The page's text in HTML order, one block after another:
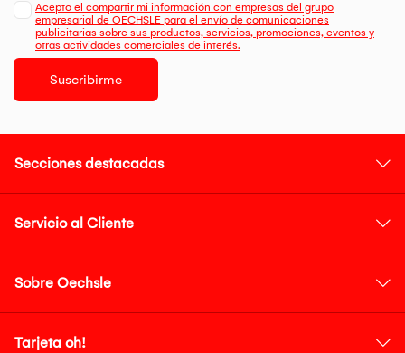
Acepto el compartir mi información con empresas del grupo
empresarial de OECHSLE para el envío de comunicaciones
publicitarias sobre sus productos, servicios, promociones, eventos y
otras actividades comerciales de interés.
Suscribirme
Secciones destacadas
Servicio al Cliente
Sobre Oechsle
Tarjeta oh!